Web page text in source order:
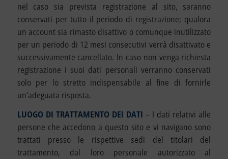
nel caso sia prevista registrazione al sito, saranno
conservati per tutto il periodo di registrazione; qualora
un account sia rimasto disattivo o comunque inutilizzato
per un periodo di 12 mesi consecutivi verrà disattivato e
successivamente cancellato. In caso non venga richiesta
registrazione i suoi dati personali verranno conservati
solo per lo stretto indispensabile al fine di fornirle
un’adeguata risposta.
LUOGO DI TRATTAMENTO DEI DATI – I dati relativi alle
persone che accedono a questo sito e vi navigano sono
trattati presso le rispettive sedi del titolari del
trattamento, dal loro personale autorizzato al